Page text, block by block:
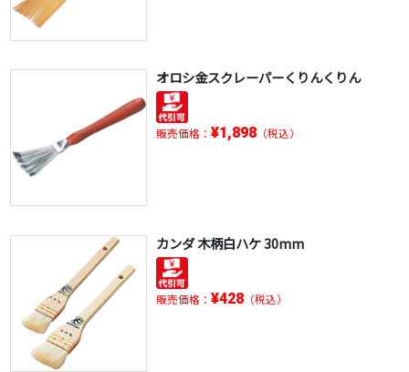
オロシ金スクレーパーくりんくりん
販売価格： ¥1,898（税込）
カンダ 木柄白ハケ 30mm
販売価格： ¥428（税込）